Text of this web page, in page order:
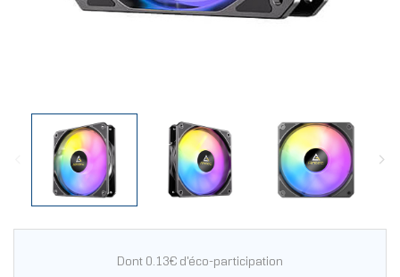
Dont 0.13€ d'éco-participation